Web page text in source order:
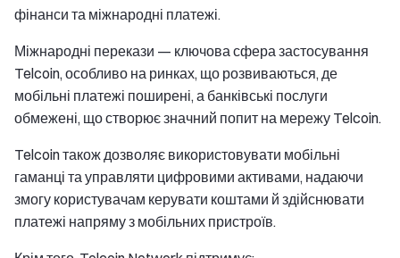
фінанси та міжнародні платежі.
Міжнародні перекази — ключова сфера застосування
Telcoin, особливо на ринках, що розвиваються, де
мобільні платежі поширені, а банківські послуги
обмежені, що створює значний попит на мережу Telcoin.
Telcoin також дозволяє використовувати мобільні
гаманці та управляти цифровими активами, надаючи
змогу користувачам керувати коштами й здійснювати
платежі напряму з мобільних пристроїв.